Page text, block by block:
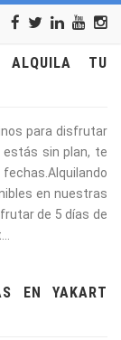
ALQUILA TU
para disfrutar
estás sin plan, te
en nuestras
de 5 días de
EN YAKART